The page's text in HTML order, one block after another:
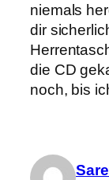
niemals
dir
die CD
noch, bis